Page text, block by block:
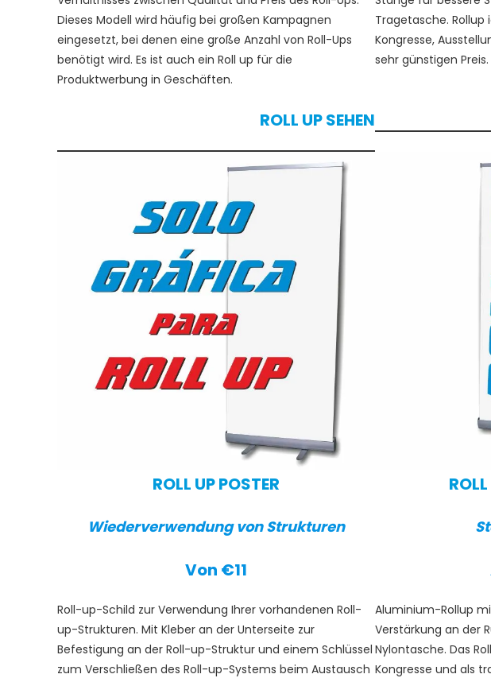
Dieses Modell wird häufig bei großen Kampagnen
eingesetzt, bei denen eine große Anzahl von Roll-Ups
benötigt wird. Es ist auch ein Roll up für die
Produktwerbung in Geschäften.
ROLL UP SEHEN
Tragetasche.
Kongresse,
sehr günstigen Preis.
ROLL UP POSTER
Wiederverwendung von Strukturen
Von €11
Roll-up-Schild zur Verwendung Ihrer vorhandenen Roll-
up-Strukturen. Mit Kleber an der Unterseite zur
Befestigung an der Roll-up-Struktur und einem Schlüssel
zum Verschließen des Roll-up-Systems beim Austausch
Aluminium-Rollup
Verstärkung an der
Nylontasche. Das
Kongresse und als